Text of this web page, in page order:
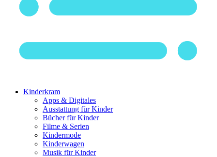
Kinderkram
Apps & Digitales
Ausstattung für Kinder
Bücher für Kinder
Filme & Serien
Kindermode
Kinderwagen
Musik für Kinder